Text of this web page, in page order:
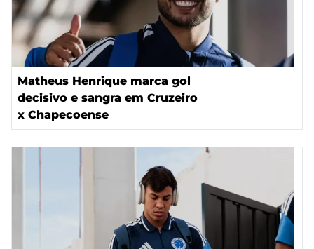
Matheus Henrique marca gol
decisivo e sangra em Cruzeiro
x Chapecoense